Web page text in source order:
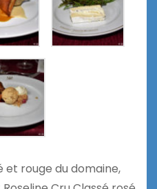
rouge du domaine,